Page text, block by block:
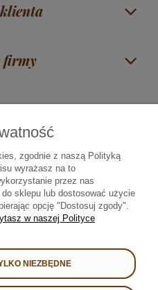
firmy
| ul. Zawadzka 38 | 18-400 Łomża |
| sklep@rajherbaty.pl
do piątku godz. 9:00 - 16:00
• yerba mate • prezenty i kosze
bezpiecznie we współpracy z:
zgodnie z naszą Polityką
wyrażasz na to
przez nas
sklepu lub dostosować użycie
opcję "Dostosuj zgody".
w naszej Polityce
NIEZBĘDNE